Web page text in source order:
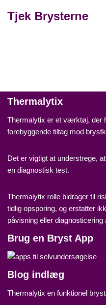
Tjek Brysterne
Thermalytix
Thermalytix er et værktøj, der
forebyggende tiltag mod
Det er vigtigt at understrege,
en diagnostisk test.
Thermalytix rolle bidrager til
tidlig opsporing, og erstatter
påvisning eller
Brug en Bryst App
Blog indlæg
Thermalytix en funktionel